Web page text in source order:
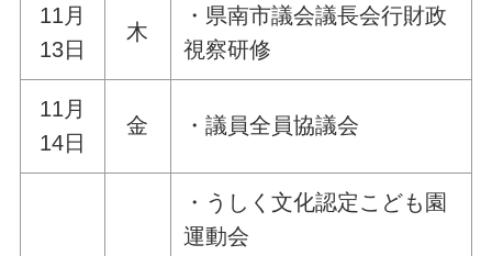
11月
13日
木
・県南市議会議長会行財政
視察研修
11月
14日
金 ・議員全員協議会
・うしく文化認定こども園
運動会